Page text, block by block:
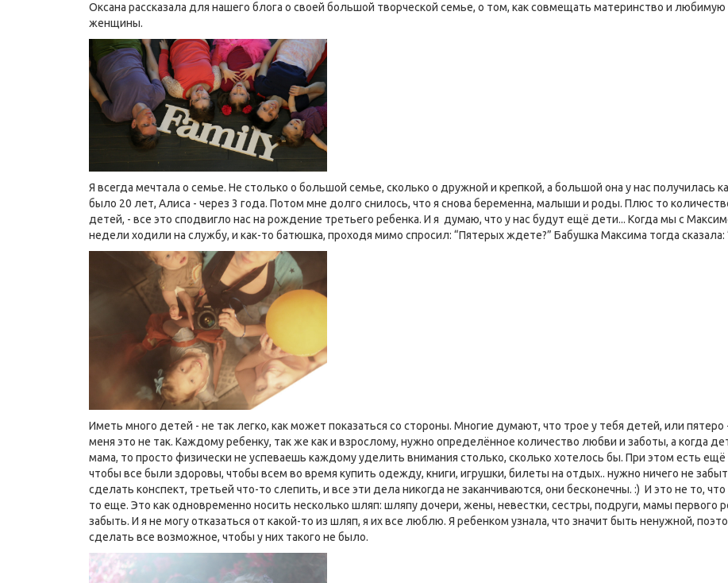
Оксана рассказала для нашего блога о своей большой творческой семье, о том, как совмещать материнство и
женщины.
Я всегда мечтала о семье. Не столько о большой семье, сколько о дружной и крепкой, а большой она у нас получилась
было 20 лет, Алиса - через 3 года. Потом мне долго снилось, что я снова беременна, малыши и роды. Плюс то
детей, - все это сподвигло нас на рождение третьего ребенка. И я думаю, что у нас будут ещё дети... Когда мы с
недели ходили на службу, и как-то батюшка, проходя мимо спросил: “Пятерых ждете?” Бабушка Максима тогда
Иметь много детей - не так легко, как может показаться со стороны. Многие думают, что трое у тебя детей, или
меня это не так. Каждому ребенку, так же как и взрослому, нужно определённое количество любви и заботы, а когда
мама, то просто физически не успеваешь каждому уделить внимания столько, сколько хотелось бы. При этом есть
чтобы все были здоровы, чтобы всем во время купить одежду, книги, игрушки, билеты на отдых.. нужно ничего не
сделать конспект, третьей что-то слепить, и все эти дела никогда не заканчиваются, они бесконечны. :) И это не то,
то еще. Это как одновременно носить несколько шляп: шляпу дочери, жены, невестки, сестры, подруги, мамы первого
забыть. И я не могу отказаться от какой-то из шляп, я их все люблю. Я ребенком узнала, что значит быть ненужной,
сделать все возможное, чтобы у них такого не было.